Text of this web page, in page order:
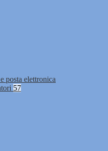
posta elettronica
57